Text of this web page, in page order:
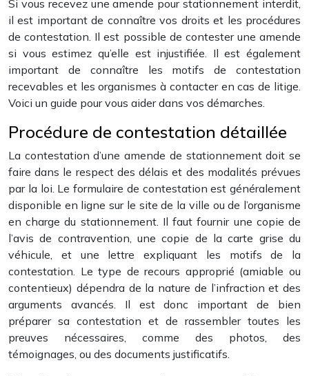
Si vous recevez une amende pour stationnement interdit,
il est important de connaître vos droits et les procédures
de contestation. Il est possible de contester une amende
si vous estimez qu’elle est injustifiée. Il est également
important de connaître les motifs de contestation
recevables et les organismes à contacter en cas de litige.
Voici un guide pour vous aider dans vos démarches.
Procédure de contestation détaillée
La contestation d’une amende de stationnement doit se
faire dans le respect des délais et des modalités prévues
par la loi. Le formulaire de contestation est généralement
disponible en ligne sur le site de la ville ou de l’organisme
en charge du stationnement. Il faut fournir une copie de
l’avis de contravention, une copie de la carte grise du
véhicule, et une lettre expliquant les motifs de la
contestation. Le type de recours approprié (amiable ou
contentieux) dépendra de la nature de l’infraction et des
arguments avancés. Il est donc important de bien
préparer sa contestation et de rassembler toutes les
preuves nécessaires, comme des photos, des
témoignages, ou des documents justificatifs.